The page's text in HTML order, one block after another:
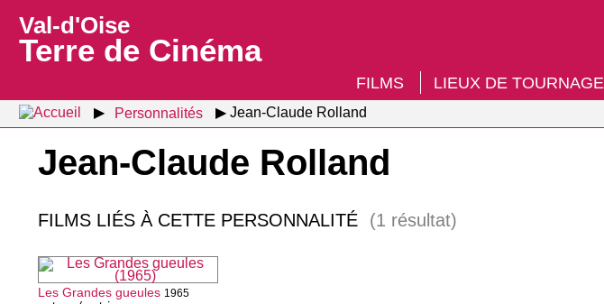
Val-d'Oise
Terre de Cinéma
FILMS LIEUX DE TOURNAGE
Personnalités Jean-Claude Rolland
Jean-Claude Rolland
FILMS LIÉS À CETTE PERSONNALITÉ (1 résultat)
Les Grandes gueules 1965